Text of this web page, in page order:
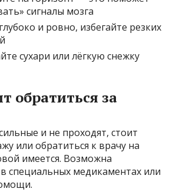
сигналы мозга
и ровно, избегайте резких
сухари или лёгкую снежку
обратиться за
и не проходят, стоит
или обратиться к врачу на
имеется. Возможна
специальных медикаментах или